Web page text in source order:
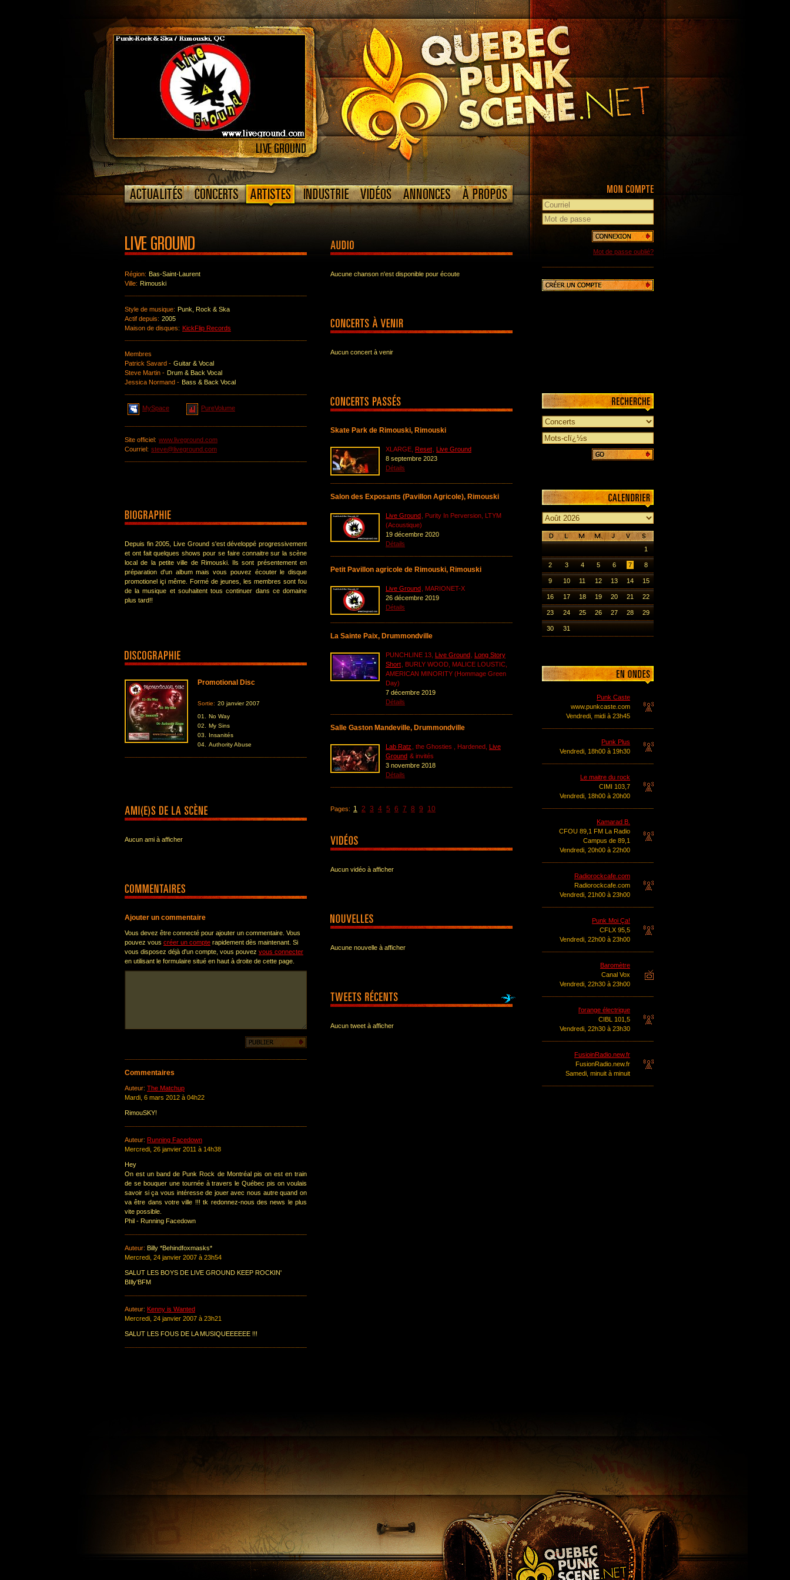
Région: Bas-Saint-Laurent
Ville: Rimouski
Style de musique: Punk, Rock & Ska
Actif depuis: 2005
Maison de disques: KickFlip Records
Membres
Patrick Savard - Guitar & Vocal
Steve Martin - Drum & Back Vocal
Jessica Normand - Bass & Back Vocal
MySpace PureVolume
Site officiel: www.liveground.com
Courriel: steve@liveground.com
Depuis fin 2005, Live Ground s'est développé progressivement
et ont fait quelques shows pour se faire connaitre sur la scène
local de la petite ville de Rimouski. Ils sont présentement en
préparation d'un album mais vous pouvez écouter le disque
promotionel içi même. Formé de jeunes, les membres sont fou
de la musique et souhaitent tous continuer dans ce domaine
plus tard!!
Promotional Disc
Sortie: 20 janvier 2007
01.
No Way
02.
My Sins
03.
Insanités
04.
Authority Abuse
Aucun ami à afficher
Ajouter un commentaire
Vous devez être connecté pour ajouter un commentaire. Vous
pouvez vous créer un compte rapidement dès maintenant. Si
vous disposez déjà d'un compte, vous pouvez vous connecter
en utilisant le formulaire situé en haut à droite de cette page.
Commentaires
Auteur: The Matchup
Mardi, 6 mars 2012 à 04h22
RimouSKY!
Auteur: Running Facedown
Mercredi, 26 janvier 2011 à 14h38
Hey
On est un band de Punk Rock de Montréal pis on est en train
de se bouquer une tournée à travers le Québec pis on voulais
savoir si ça vous intéresse de jouer avec nous autre quand on
va être dans votre ville !!! tk redonnez-nous des news le plus
vite possible.
Phil - Running Facedown
Auteur: Billy *Behindfoxmasks*
Mercredi, 24 janvier 2007 à 23h54
SALUT LES BOYS DE LIVE GROUND KEEP ROCKIN'
BIlly'BFM
Auteur: Kenny is Wanted
Mercredi, 24 janvier 2007 à 23h21
SALUT LES FOUS DE LA MUSIQUEEEEEE !!!
Aucune chanson n'est disponible pour écoute
Aucun concert à venir
Skate Park de Rimouski, Rimouski
XLARGE, Reset
Live Ground
8 septembre 2023
Détails
Salon des Exposants (Pavillon Agricole), Rimouski
Live Ground , Purity In Perversion, LTYM
(Acoustique)
19 décembre 2020
Détails
Petit Pavillon agricole de Rimouski, Rimouski
Live Ground , MARIONET-X
26 décembre 2019
Détails
La Sainte Paix, Drummondville
PUNCHLINE 13, Live Ground
Long Story
Short , BURLY WOOD, MALICE LOUSTIC,
AMERICAN MINORITY (Hommage Green
Day)
7 décembre 2019
Détails
Salle Gaston Mandeville, Drummondville
Lab Ratz , the Ghosties , Hardened, Live
Ground & invités
3 novembre 2018
Détails
Pages: 1 2 3 4 5 6 7 8 9 10
Aucun vidéo à afficher
Aucune nouvelle à afficher
Aucun tweet à afficher
Mot de passe oublié?
1
2 3 4 5 6 7 8
9 10 11 12 13 14 15
16 17 18 19 20 21 22
23 24 25 26 27 28 29
30 31
Punk Caste
www.punkcaste.com
Vendredi, midi à 23h45
Punk Plus
Vendredi, 18h00 à 19h30
Le maitre du rock
CIMI 103,7
Vendredi, 18h00 à 20h00
Kamarad B.
CFOU 89,1 FM La Radio
Campus de 89,1
Vendredi, 20h00 à 22h00
Radiorockcafe.com
Radiorockcafe.com
Vendredi, 21h00 à 23h00
Punk Moi Ça!
CFLX 95,5
Vendredi, 22h00 à 23h00
Baromètre
Canal Vox
Vendredi, 22h30 à 23h00
l'orange électrique
CIBL 101,5
Vendredi, 22h30 à 23h30
FusioinRadio.new.fr
FusionRadio.new.fr
Samedi, minuit à minuit